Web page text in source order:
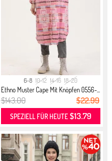
6-8 10-12 14-16 18-20
Ethno Muster Cape Mit Knöpfen 0556-...
$143.00 $22.99
SPEZIELL FÜR HEUTE$13.79